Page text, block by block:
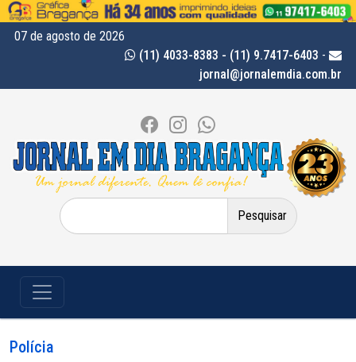
07 de agosto de 2026
(11) 4033-8383 - (11) 9.7417-6403 -
jornal@jornalemdia.com.br
Pesquisar
por:
Polícia